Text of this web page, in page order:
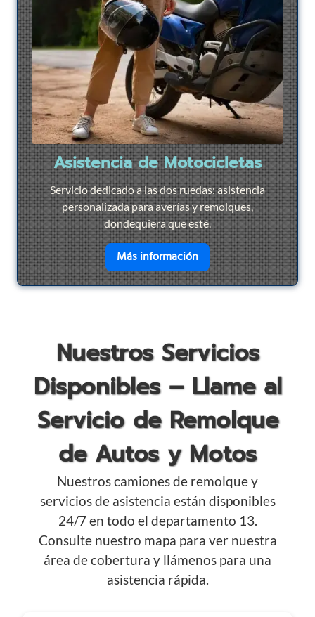
Asistencia de Motocicletas
Servicio dedicado a las dos ruedas: asistencia
personalizada para averías y remolques,
dondequiera que esté.
Más informaciónen savoir plus sur
Nuestros Servicios
Disponibles – Llame al
Servicio de Remolque
de Autos y Motos
Nuestros camiones de remolque y
servicios de asistencia están disponibles
24/7 en todo el departamento 13.
Consulte nuestro mapa para ver nuestra
área de cobertura y llámenos para una
asistencia rápida.